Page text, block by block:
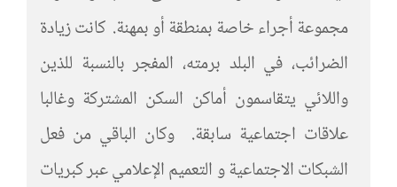
مجموعة أجراء خاصة بمنطقة أو بمهنة. كانت زيادة
الضرائب، في البلد برمته، المفجر بالنسبة للذين
واللائي يتقاسمون أماكن السكن المشتركة وغالبا
علاقات اجتماعية سابقة. وكان الباقي من فعل
الشبكات الاجتماعية و التعميم الإعلامي عبر كبريات